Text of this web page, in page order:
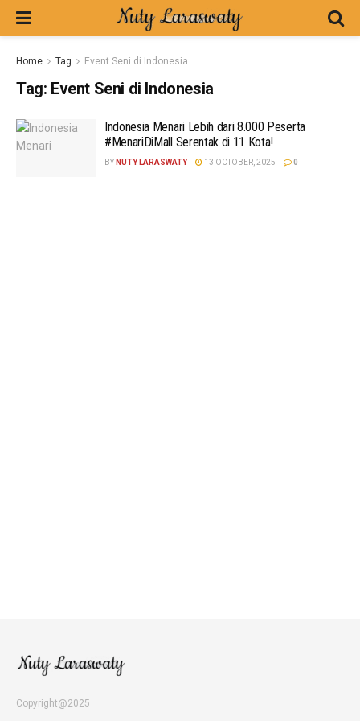
Home Tag Event Seni di Indonesia
Tag: Event Seni di Indonesia
Indonesia Menari Lebih dari 8.000 Peserta
#MenariDiMall Serentak di 11 Kota!
BY NUTY LARASWATY 13 OCTOBER, 2025 0
Copyright@2025